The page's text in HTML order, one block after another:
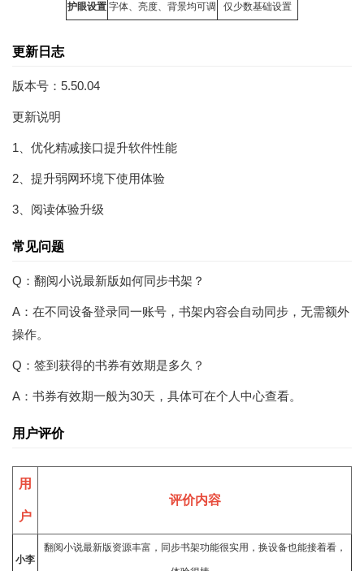
护眼设置 字体、亮度、背景均可调 仅少数基础设置
更新日志
版本号：5.50.04
更新说明
1、优化精减接口提升软件性能
2、提升弱网环境下使用体验
3、阅读体验升级
常见问题
Q：翻阅小说最新版如何同步书架？
A：在不同设备登录同一账号，书架内容会自动同步，无需额外
操作。
Q：签到获得的书券有效期是多久？
A：书券有效期一般为30天，具体可在个人中心查看。
用户评价
用
户
评价内容
小李
翻阅小说最新版资源丰富，同步书架功能很实用，换设备也能接着看，